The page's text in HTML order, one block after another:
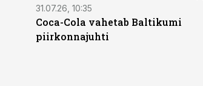
31.07.26, 10:35
Coca-Cola vahetab Baltikumi
piirkonnajuhti